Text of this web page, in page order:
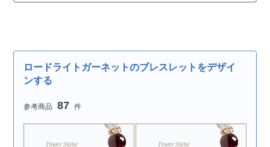
ロードライトガーネットのブレスレットをデザイ
ンする
87